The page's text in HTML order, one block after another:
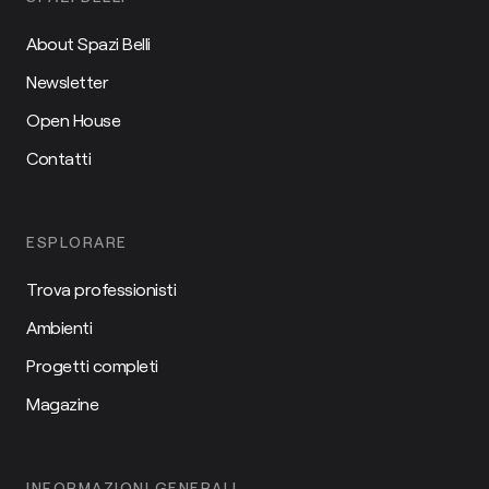
About Spazi Belli
Newsletter
Open House
Contatti
ESPLORARE
Trova professionisti
Ambienti
Progetti completi
Magazine